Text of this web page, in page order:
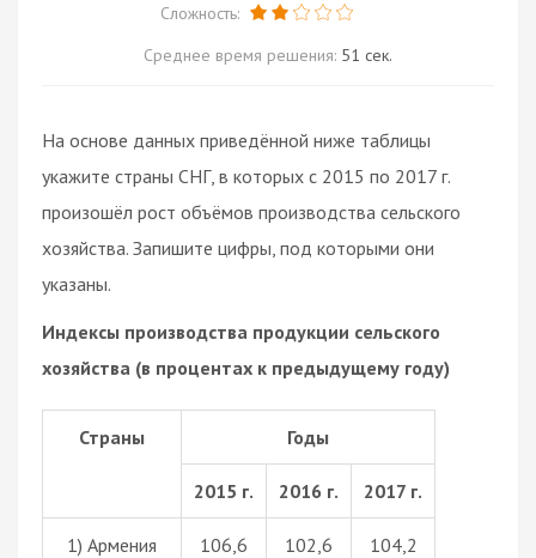
Сложность:
Среднее время решения: 51 сек.
На основе данных приведённой ниже таблицы
укажите страны СНГ, в которых с 2015 по 2017 г.
произошёл рост объёмов производства сельского
хозяйства. Запишите цифры, под которыми они
указаны.
Индексы производства продукции сельского
хозяйства (в процентах к предыдущему году)
Страны Годы
2015 г. 2016 г. 2017 г.
1) Армения 106,6 102,6 104,2